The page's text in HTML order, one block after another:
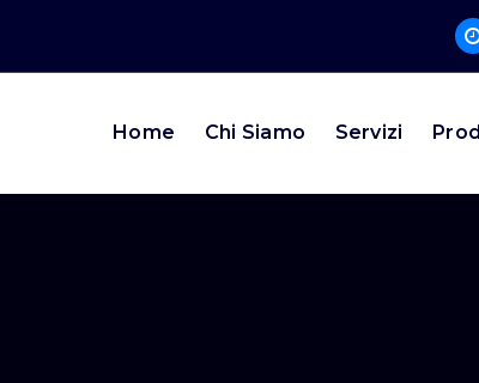
Home Chi Siamo Servizi